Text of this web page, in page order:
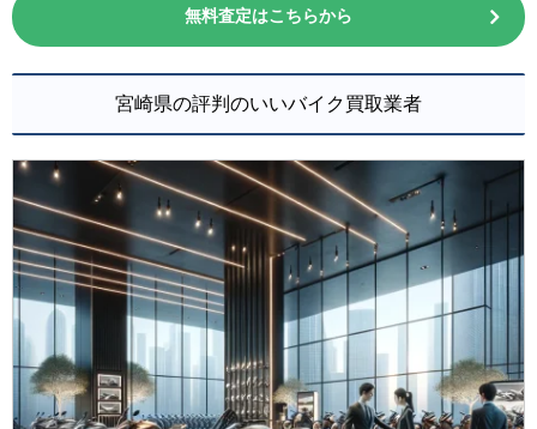
無料査定はこちらから
宮崎県の評判のいいバイク買取業者